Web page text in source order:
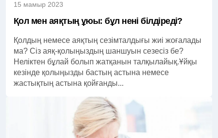
15 мамыр 2023
Қол мен аяқтың ұюы: бұл нені білдіреді?
Қолдың немесе аяқтың сезімталдығы жиі жоғалады
ма? Сіз аяқ-қолыңыздың шаншуын сезесіз бе?
Неліктен бұлай болып жатқанын талқылайық.Ұйқы
кезінде қолыңызды бастың астына немесе
жастықтың астына қойғанды...